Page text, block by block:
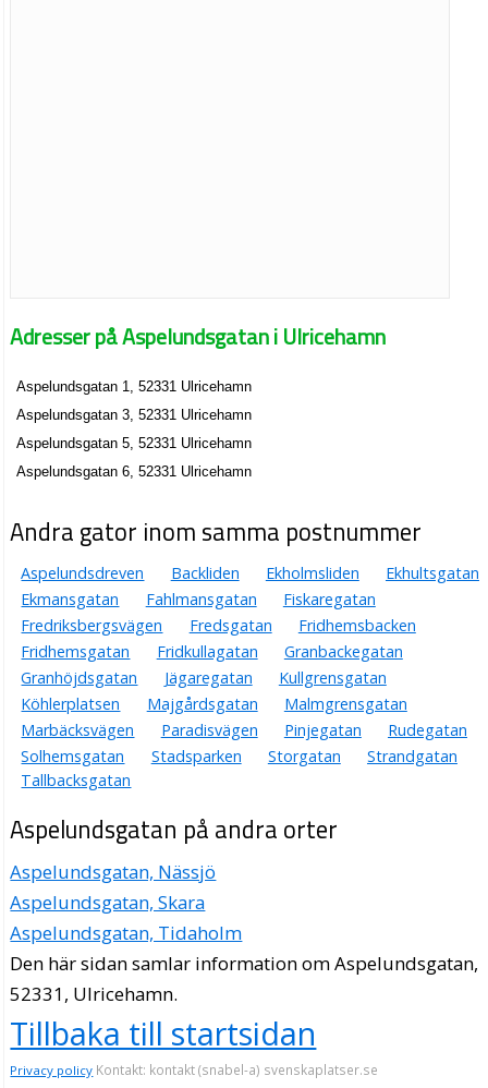
Adresser på Aspelundsgatan i Ulricehamn
Aspelundsgatan 1, 52331 Ulricehamn
Aspelundsgatan 3, 52331 Ulricehamn
Aspelundsgatan 5, 52331 Ulricehamn
Aspelundsgatan 6, 52331 Ulricehamn
Andra gator inom samma postnummer
Aspelundsdreven Backliden Ekholmsliden
Ekhultsgatan
Ekmansgatan
Fahlmansgatan
Fiskaregatan
Fredriksbergsvägen
Fredsgatan
Fridhemsbacken
Fridhemsgatan
Fridkullagatan
Granbackegatan
Granhöjdsgatan
Jägaregatan
Kullgrensgatan
Köhlerplatsen
Majgårdsgatan
Malmgrensgatan
Marbäcksvägen
Paradisvägen Pinjegatan
Rudegatan
Solhemsgatan
Stadsparken Storgatan
Strandgatan
Tallbacksgatan
Aspelundsgatan på andra orter
Aspelundsgatan, Nässjö
Aspelundsgatan, Skara
Aspelundsgatan, Tidaholm
Den här sidan samlar information om Aspelundsgatan,
52331, Ulricehamn.
Tillbaka till startsidan
Privacy policy Kontakt: kontakt (snabel-a) svenskaplatser.se